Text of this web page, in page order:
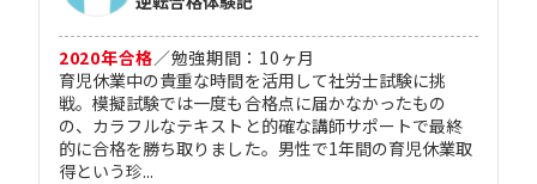
2020年合格／勉強期間： 10 ヶ月
育児休業中の貴重な時間を活用して社労士試験に挑
戦。模擬試験では一度も合格点に届かなかったもの
の、カラフルなテキストと的確な講師サポートで最終
的に合格を勝ち取りました。男性で1年間の育児休業取
得という珍...